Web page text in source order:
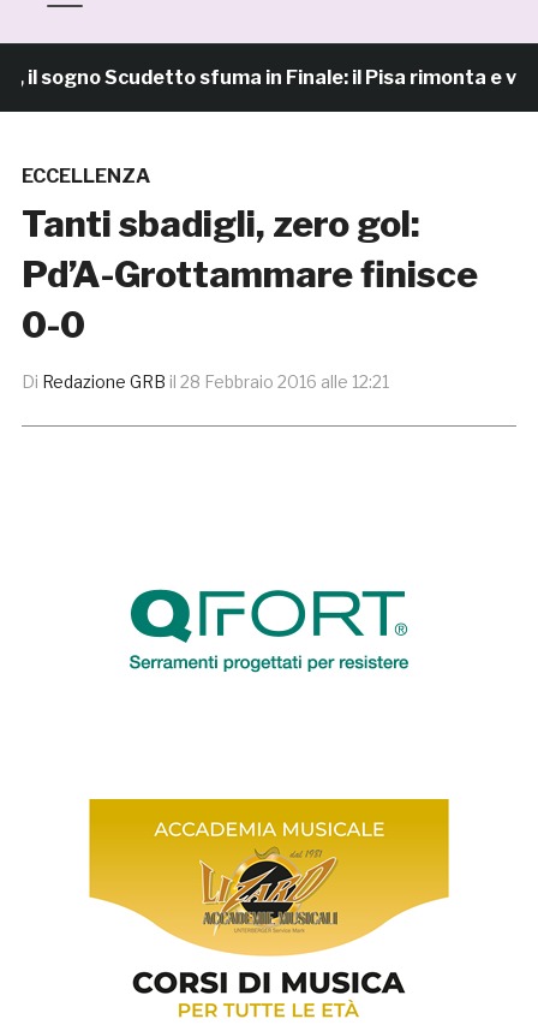
Scudetto sfuma in Finale: il Pisa rimonta e vince
ECCELLENZA
Tanti sbadigli, zero gol:
Pd’A-Grottammare finisce
0-0
Di Redazione GRB il 28 Febbraio 2016 alle 12:21